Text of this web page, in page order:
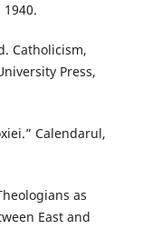
Catholicism,
Press,
Calendarul,
as
East and